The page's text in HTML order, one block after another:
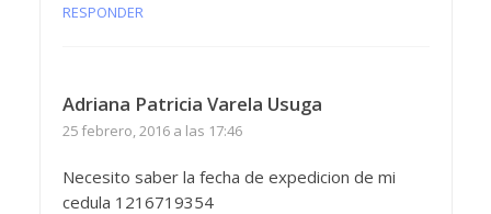
RESPONDER
Adriana Patricia Varela Usuga
25 febrero, 2016 a las 17:46
Necesito saber la fecha de expedicion de mi
cedula 1216719354